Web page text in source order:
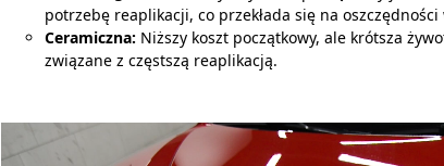
potrzebę reaplikacji, co przekłada się na
Ceramiczna: Niższy koszt początkowy, ale krótsza
związane z częstszą reaplikacją.